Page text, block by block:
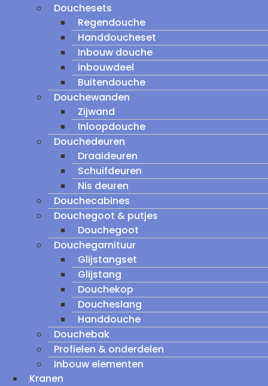
Douchesets
Regendouche
Handdoucheset
Inbouw douche
inbouwdeel
Buitendouche
Douchewanden
Zijwand
Inloopdouche
Douchedeuren
Draaideuren
Schuifdeuren
Nis deuren
Douchecabines
Douchegoot & putjes
Douchegoot
Douchegarnituur
Glijstangset
Glijstang
Douchekop
Doucheslang
Handdouche
Douchebak
Profielen & onderdelen
Inbouw elementen
Kranen